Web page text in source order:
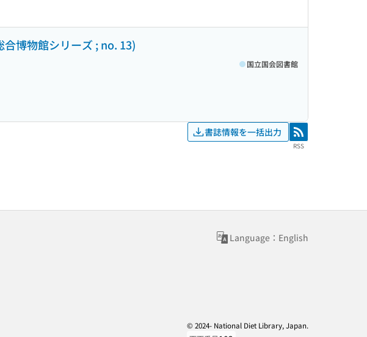
博物館シリーズ ; no. 13)
国立国会図書館
書誌情報を一括出力 RSS
RSS
Language：English
© 2024- National Diet Library, Japan.